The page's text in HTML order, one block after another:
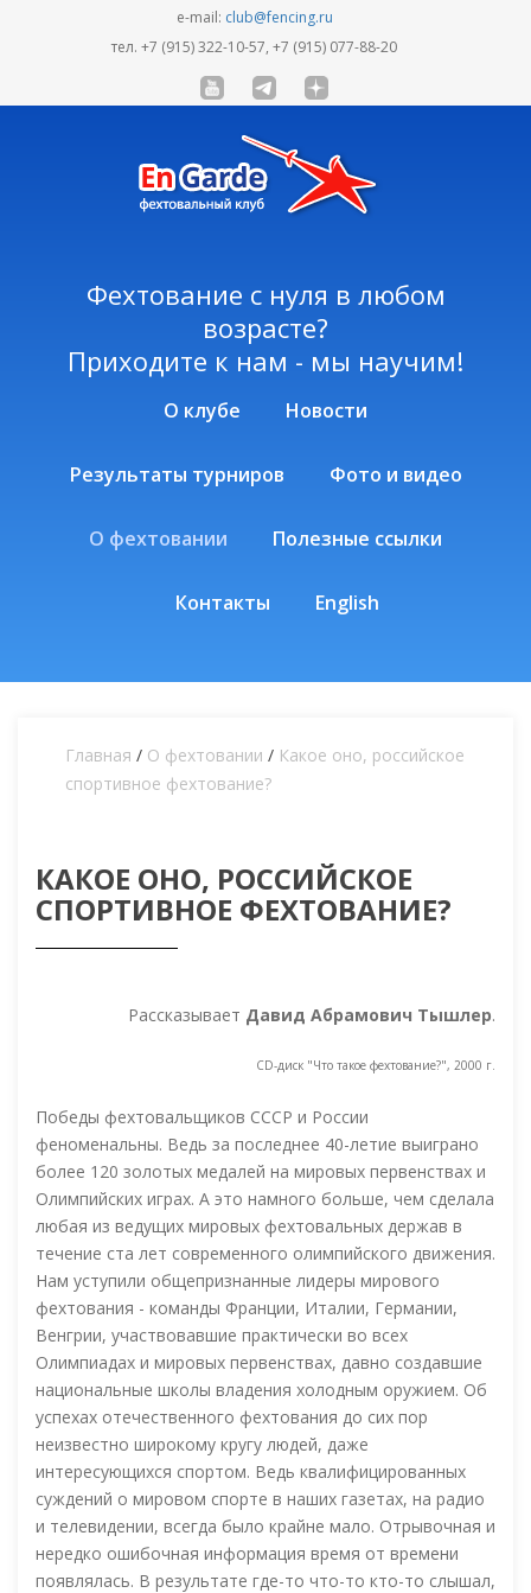
e-mail: club@fencing.ru
тел. +7 (915) 322-10-57, +7 (915) 077-88-20
Фехтование с нуля в любом
возрасте?
Приходите к нам - мы научим!
О клубе Новости
Результаты турниров Фото и видео
О фехтовании Полезные ссылки
Контакты English
Главная / О фехтовании / Какое оно, российское
спортивное фехтование?
КАКОЕ ОНО, РОССИЙСКОЕ
СПОРТИВНОЕ ФЕХТОВАНИЕ?
Рассказывает Давид Абрамович Тышлер.
CD-диск "Что такое фехтование?", 2000 г.
Победы фехтовальщиков СССР и России
феноменальны. Ведь за последнее 40-летие выиграно
более 120 золотых медалей на мировых первенствах и
Олимпийских играх. А это намного больше, чем сделала
любая из ведущих мировых фехтовальных держав в
течение ста лет современного олимпийского движения.
Нам уступили общепризнанные лидеры мирового
фехтования - команды Франции, Италии, Германии,
Венгрии, участвовавшие практически во всех
Олимпиадах и мировых первенствах, давно создавшие
национальные школы владения холодным оружием. Об
успехах отечественного фехтования до сих пор
неизвестно широкому кругу людей, даже
интересующихся спортом. Ведь квалифицированных
суждений о мировом спорте в наших газетах, на радио
и телевидении, всегда было крайне мало. Отрывочная и
нередко ошибочная информация время от времени
появлялась. В результате где-то что-то кто-то слышал,